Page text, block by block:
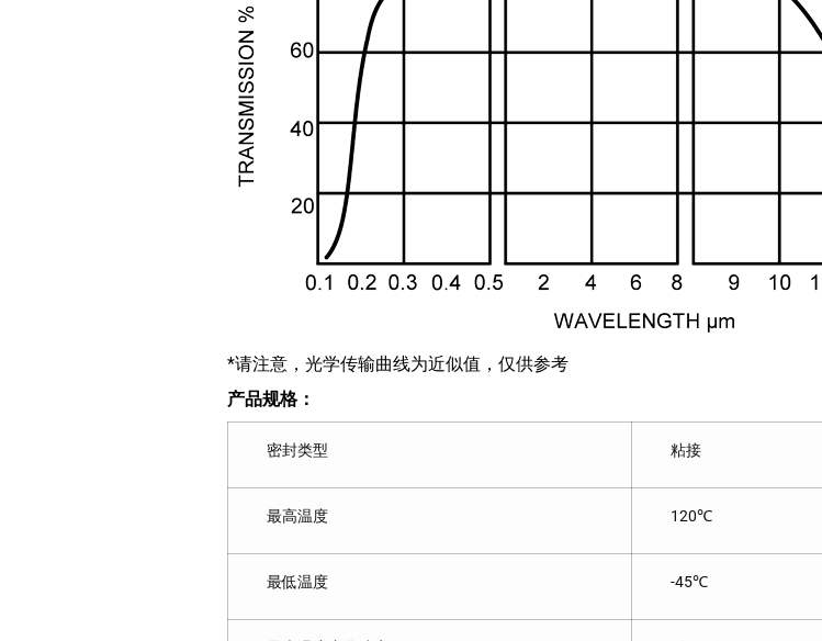
*请注意，光学传输曲线为近似值，仅供参考
产品规格：
密封类型 粘接
最高温度 120℃
最低温度 -45℃